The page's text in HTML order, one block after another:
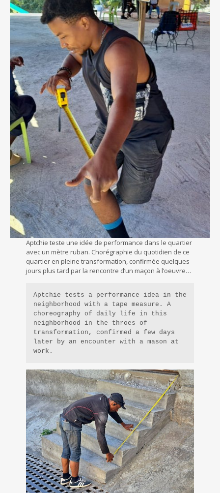
Aptchie teste une idée de performance dans le quartier
avec un mètre ruban. Chorégraphie du quotidien de ce
quartier en pleine transformation, confirmée quelques
jours plus tard par la rencontre d’un maçon à l’oeuvre…
Aptchie tests a performance idea in the
neighborhood with a tape measure. A
choreography of daily life in this
neighborhood in the throes of
transformation, confirmed a few days
later by an encounter with a mason at
work.